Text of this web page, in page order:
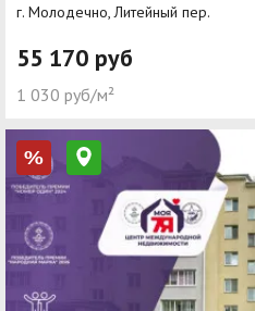
г. Молодечно, Литейный пер.
55 170 руб
1 030 руб/м²
%